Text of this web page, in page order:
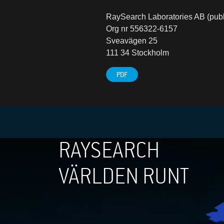
RaySearch Laboratories AB
Org nr 556322-6157
Sveavägen 25
111 34 Stockholm
PDF
RAYSEARCH
VÄRLDEN RUNT